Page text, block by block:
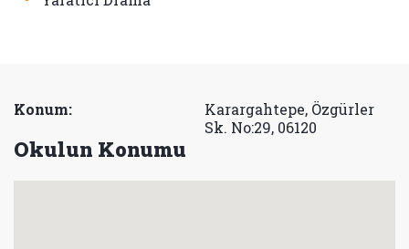
Konum:
Karargahtepe, Özgürler
Sk. No:29, 06120
Okulun Konumu